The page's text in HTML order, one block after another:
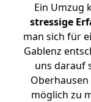
Ein Umzug
stressige
man sich für
Gablenz
uns darauf
möglich zu